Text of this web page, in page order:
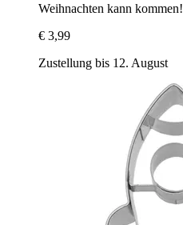
Weihnachten kann kommen!
€ 3,99
Zustellung bis 12. August